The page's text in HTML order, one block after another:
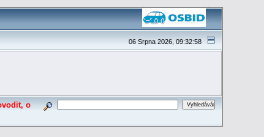
06 Srpna 2026, 09:32:58
o